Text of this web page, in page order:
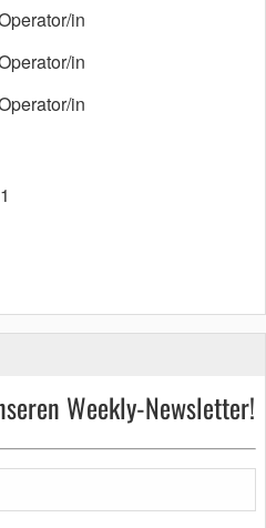
in
in
in
Weekly-Newsletter!